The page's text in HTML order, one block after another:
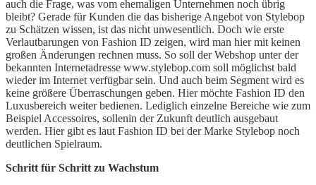
auch die Frage, was vom ehemaligen Unternehmen noch übrig
bleibt? Gerade für Kunden die das bisherige Angebot von Stylebop
zu Schätzen wissen, ist das nicht unwesentlich. Doch wie erste
Verlautbarungen von Fashion ID zeigen, wird man hier mit keinen
großen Änderungen rechnen muss. So soll der Webshop unter der
bekannten Internetadresse www.stylebop.com soll möglichst bald
wieder im Internet verfügbar sein. Und auch beim Segment wird es
keine größere Überraschungen geben. Hier möchte Fashion ID den
Luxusbereich weiter bedienen. Lediglich einzelne Bereiche wie zum
Beispiel Accessoires, sollenin der Zukunft deutlich ausgebaut
werden. Hier gibt es laut Fashion ID bei der Marke Stylebop noch
deutlichen Spielraum.
Schritt für Schritt zu Wachstum